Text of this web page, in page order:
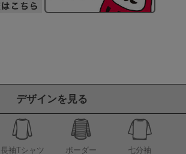
デザインを見る
長袖Tシャツ
ボーダー
七分袖